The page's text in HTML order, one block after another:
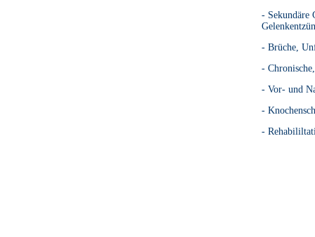
- Sekundäre
- Brüche,
-
- Vor- und
-
-